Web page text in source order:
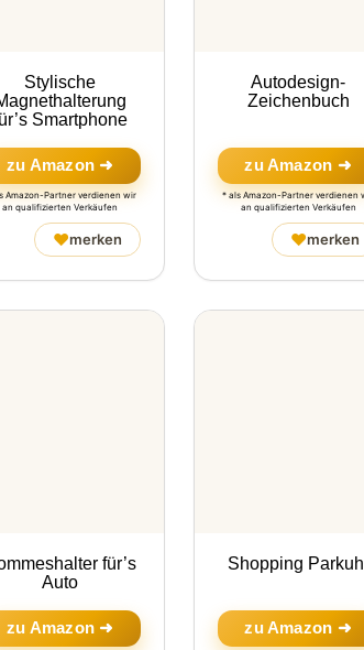
Stylische
Smartphone
zu Amazon ➜
Amazon-Partner verdienen wir
an qualifizierten Verkäufen
♥merken
Autodesign-
Zeichenbuch
zu Amazon ➜
* als Amazon-Partner verdienen
an qualifizierten Verkäufen
♥merken
für’s
Auto
zu Amazon ➜
Shopping
zu Amazon ➜